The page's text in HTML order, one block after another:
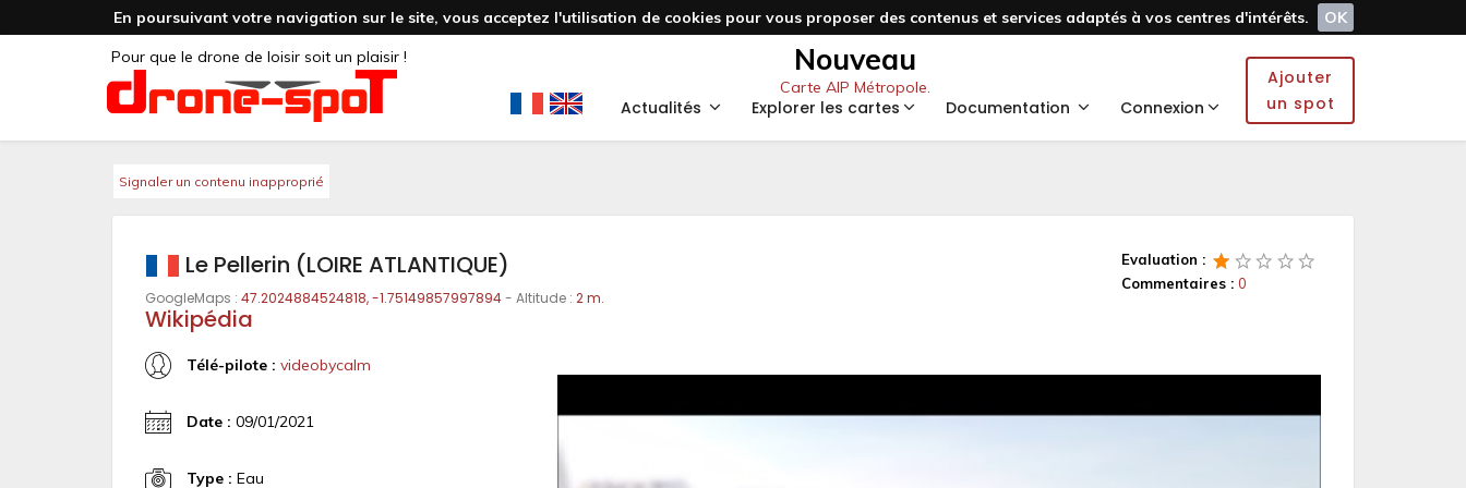
En poursuivant votre navigation sur le site, vous acceptez l'utilisation de cookies pour vous proposer des contenus et services adaptés à vos centres d'intérêts.
OK
Pour que le drone de loisir soit un plaisir !
Nouveau
Carte AIP Métropole.
Actualités Explorer les cartes Documentation Connexion
Ajouter
un spot
Signaler un contenu inapproprié
Evaluation :
Commentaires : 0
Le Pellerin (LOIRE ATLANTIQUE)
GoogleMaps : 47.2024884524818, -1.75149857997894- Altitude : 2 m.
Wikipédia
Télé-pilote : videobycalm
Date : 09/01/2021
Type : Eau